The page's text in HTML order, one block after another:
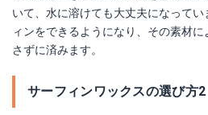
いて、水に溶けても大丈夫になって
ィンをできるようになり、その素材
さずに済みます。
サーフィンワックスの選び